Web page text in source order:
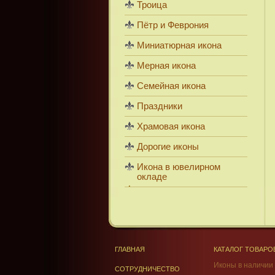
Троица
Пётр и Феврония
Миниатюрная икона
Мерная икона
Семейная икона
Праздники
Храмовая икона
Дорогие иконы
Икона в ювелирном
окладе
ГЛАВНАЯ
СОТРУДНИЧЕСТВО
КАТАЛОГ
Иконы в наличии